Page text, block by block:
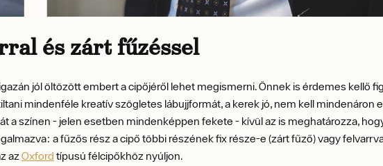
és zárt fűzéssel
jól öltözött embert a cipőjéről lehet megismerni. Önnek is érdemes kellő
mindenféle kreatív szögletes lábujjformát, a kerek jó, nem kell mindenáron
a színen - jelen esetben mindenképpen fekete - kívül az is meghatározza,
a fűzős rész a cipő többi részének fix része-e (zárt fűző) vagy
azOxford típusú félcipőkhöz nyúljon.